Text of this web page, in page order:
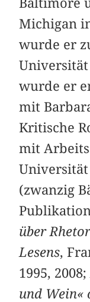
Michigan
wurde er
wurde er
mit
Kritische
mit
Universität
(zwanzig
über
Lesens,
1995, 2008;
und Wein«